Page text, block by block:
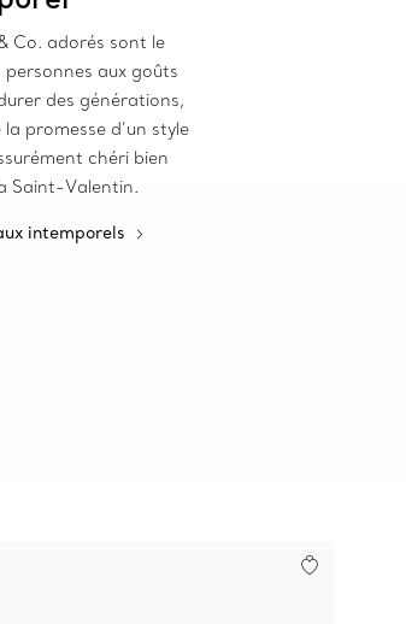
Co. adorés sont le
aux goûts
des générations,
promesse d’un style
chéri bien
Saint-Valentin.
intemporels